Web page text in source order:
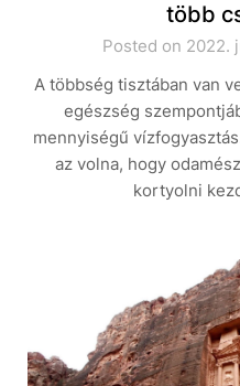
több
Posted on 2022.
A többség tisztában van
egészség
mennyiségű
az volna, hogy
kortyolni